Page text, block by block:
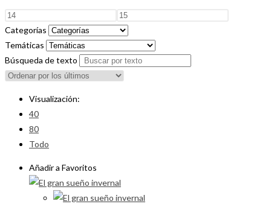
Categorías
Temáticas
Búsqueda de texto
Visualización:
40
80
Todo
Añadir a Favoritos